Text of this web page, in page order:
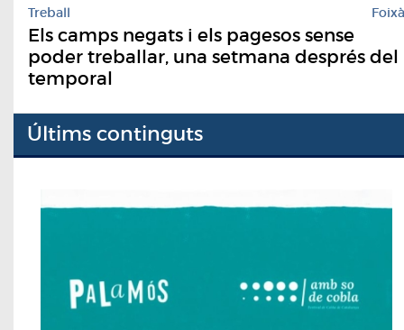
Treball Foixà
Els camps negats i els pagesos sense
poder treballar, una setmana després del
temporal
Últims continguts